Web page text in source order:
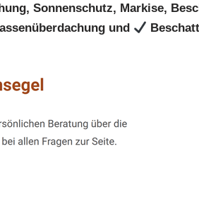
Sonnenschutz, Markise,
und